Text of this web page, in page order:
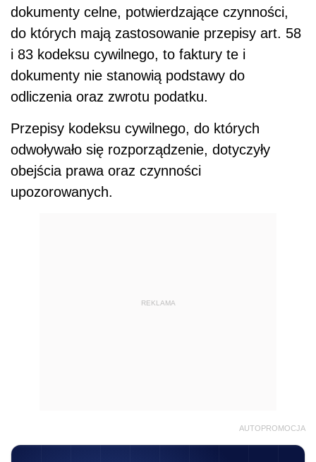
dokumenty celne, potwierdzające czynności,
do których mają zastosowanie przepisy art. 58
i 83 kodeksu cywilnego, to faktury te i
dokumenty nie stanowią podstawy do
odliczenia oraz zwrotu podatku.
Przepisy kodeksu cywilnego, do których
odwoływało się rozporządzenie, dotyczyły
obejścia prawa oraz czynności
upozorowanych.
REKLAMA
AUTOPROMOCJA